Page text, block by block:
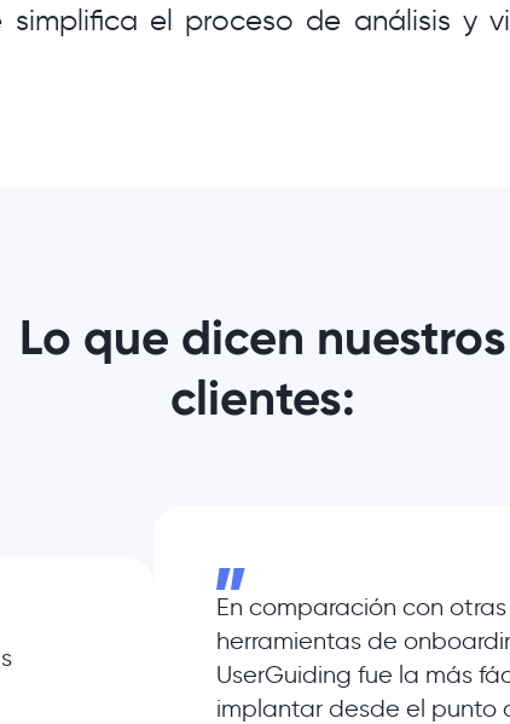
simplifica el proceso de análisis y
Lo que dicen nuestros
clientes:
En comparación con otras
herramientas de
UserGuiding fue la más
implantar desde el punto